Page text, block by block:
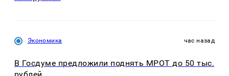
Экономика час назад
В Госдуме предложили поднять МРОТ до 50 тыс.